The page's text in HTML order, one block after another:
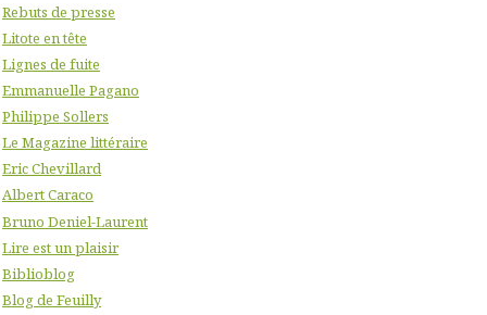
Rebuts de presse
Litote en tête
Lignes de fuite
Emmanuelle Pagano
Philippe Sollers
Le Magazine littéraire
Eric Chevillard
Albert Caraco
Bruno Deniel-Laurent
Lire est un plaisir
Biblioblog
Blog de Feuilly